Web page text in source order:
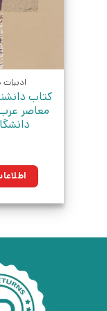
ادبیات
کتاب
معاصر